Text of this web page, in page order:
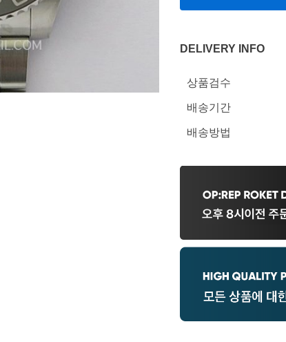
DELIVERY INFO
상품검수
배송기간
배송방법